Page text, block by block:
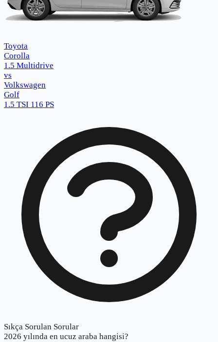
Toyota
Corolla
1.5 Multidrive
vs
Volkswagen
Golf
1.5 TSI 116 PS
Sıkça Sorulan Sorular
2026 yılında en ucuz araba hangisi?